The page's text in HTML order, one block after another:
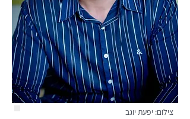
צילום: יפעת יוגב